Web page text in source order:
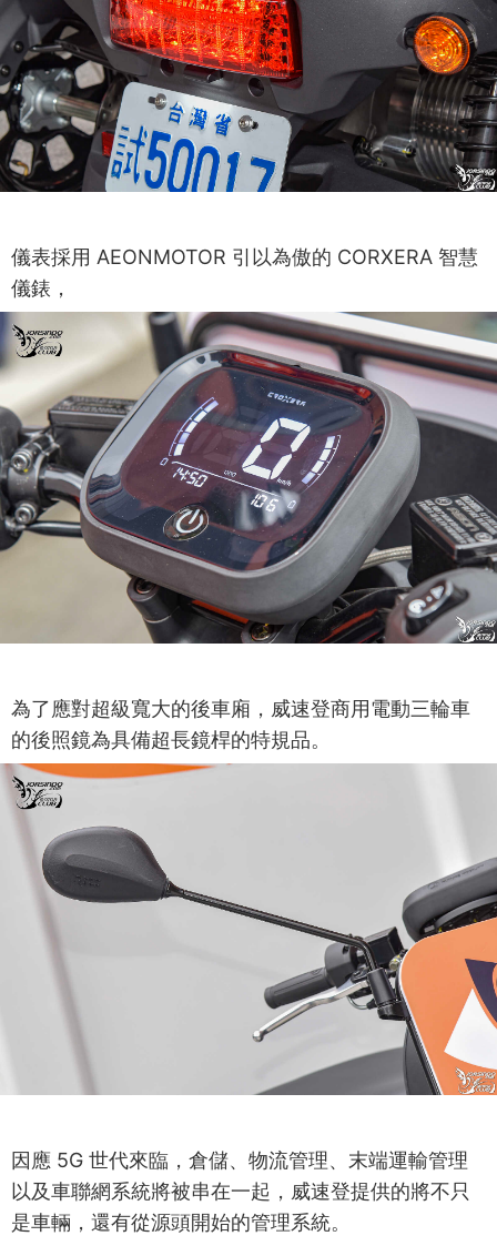
儀表採用 AEONMOTOR 引以為傲的 CORXERA 智慧
儀錶，
為了應對超級寬大的後車廂，威速登商用電動三輪車
的後照鏡為具備超長鏡桿的特規品。
因應 5G 世代來臨，倉儲、物流管理、末端運輸管理
以及車聯網系統將被串在一起，威速登提供的將不只
是車輛，還有從源頭開始的管理系統。